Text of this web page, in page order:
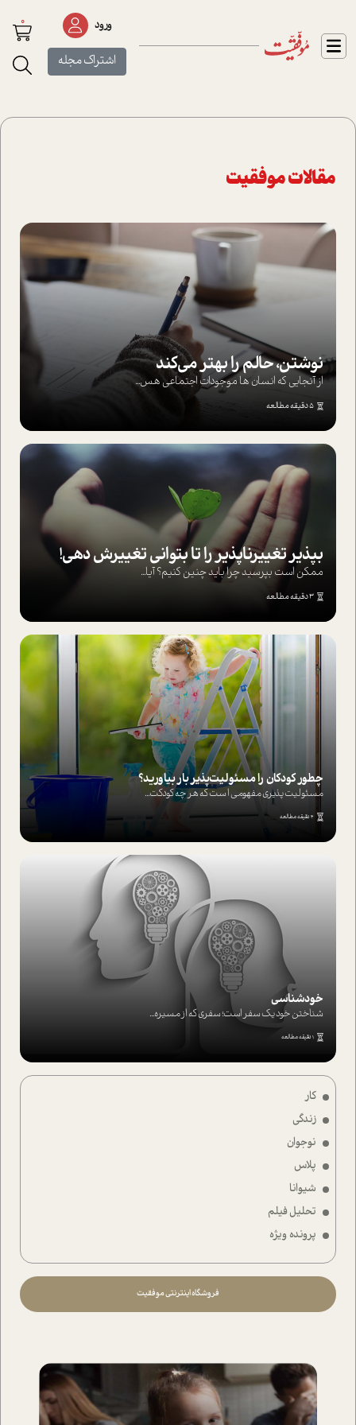
ورود
اشتراک مجله
0
مقالات موفقیت
کار
زندگی
نوجوان
پلاس
شیوانا
تحلیل فیلم
پرونده ویژه
فروشگاه اینترنتی موفقیت
نوشتن، حالم را بهتر می‌کند
از آنجایی که انسان ها موجودات اجتماعی هس...
5 دقیقه مطالعه
بپذير تغييرناپذير را تا بتواني تغييرش دهي!‏
ممکن است بپرسيد چرا بايد چنين کنيم؟ آيا...
3 دقیقه مطالعه
چطور کودکان را مسئولیت‌پذیر بار بیاورید؟
مسئولیت پذیری مفهومی ا ست که هر چه کودکت...
4 دقیقه مطالعه
خودشناسی
شناختن خود یک سفر است؛ سفری که از مسیره...
1 دقیقه مطالعه